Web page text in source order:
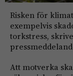
Risken för
exempelvis
torkstress,
Att motverka